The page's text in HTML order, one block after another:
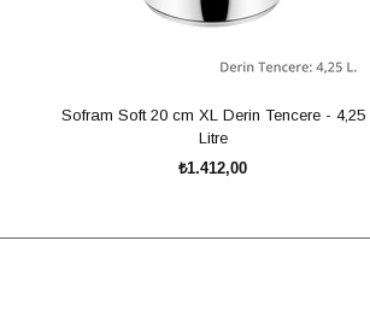
Sofram Soft 20 cm XL Derin Tencere - 4,25
Litre
₺1.412,00